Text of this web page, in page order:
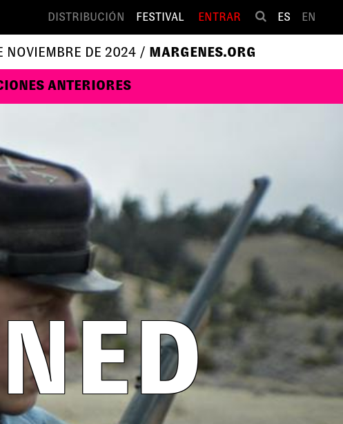
DISTRIBUCIÓN FESTIVAL ENTRAR ES EN
NOVIEMBRE DE 2024 / MARGENES.ORG
ANTERIORES